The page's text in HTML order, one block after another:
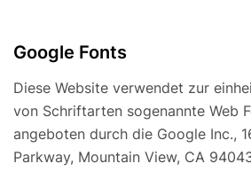
Google Fonts
Diese Website verwendet zur
von Schriftarten sogenannte Web
angeboten durch die Google Inc.,
Parkway, Mountain View, CA